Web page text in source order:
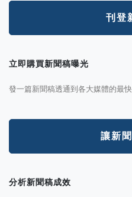
刊登
立即購買新聞稿曝光
發一篇新聞稿透通到各大媒體的最
讓新
分析新聞稿成效